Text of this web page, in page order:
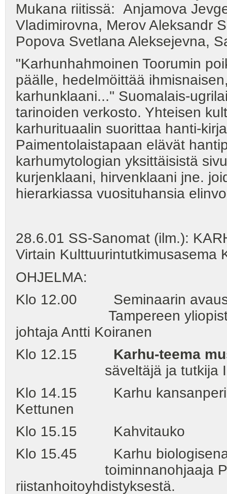
Mukana riitissä: Anjamova
Vladimirovna, Merov Aleksandr
Popova Svetlana Aleksejevna,
"Karhunhahmoinen Toorumin
päälle, hedelmöittää
karhunklaani..." Suomalais-
tarinoiden verkosto. Yhteisen
karhurituaalin suorittaa hanti-
Paimentolaistapaan elävät
karhumytologian yksittäisistä
kurjenklaani, hirvenklaani jne.
hierarkiassa vuosituhansia
28.6.01 SS-Sanomat (ilm.):
Virtain Kulttuurintutkimusasema
OHJELMA:
Klo 12.00 Seminaarin
Tampereen yliopiston
johtaja Antti Koiranen
Klo 12.15 Karhu-teema
säveltäjä ja tutkija
Klo 14.15 Karhu
Kettunen
Klo 15.15 Kahvitauko
Klo 15.45 Karhu biologisena
toiminnanohjaaja
riistanhoitoyhdistyksestä.